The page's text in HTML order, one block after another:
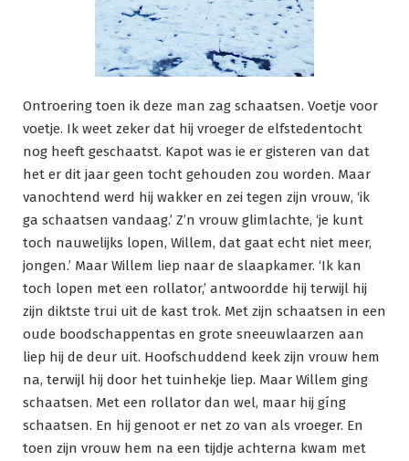
Ontroering toen ik deze man zag schaatsen. Voetje voor
voetje. Ik weet zeker dat hij vroeger de elfstedentocht
nog heeft geschaatst. Kapot was ie er gisteren van dat
het er dit jaar geen tocht gehouden zou worden. Maar
vanochtend werd hij wakker en zei tegen zijn vrouw, ‘ik
ga schaatsen vandaag.’ Z’n vrouw glimlachte, ‘je kunt
toch nauwelijks lopen, Willem, dat gaat echt niet meer,
jongen.’ Maar Willem liep naar de slaapkamer. ‘Ik kan
toch lopen met een rollator,’ antwoordde hij terwijl hij
zijn diktste trui uit de kast trok. Met zijn schaatsen in een
oude boodschappentas en grote sneeuwlaarzen aan
liep hij de deur uit. Hoofschuddend keek zijn vrouw hem
na, terwijl hij door het tuinhekje liep. Maar Willem ging
schaatsen. Met een rollator dan wel, maar hij gíng
schaatsen. En hij genoot er net zo van als vroeger. En
toen zijn vrouw hem na een tijdje achterna kwam met